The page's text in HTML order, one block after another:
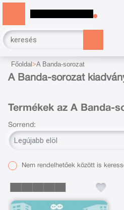
Főoldal A Banda-sorozat
A Banda-sorozat
Termékek az A Banda-
Sorrend:
Nem rendelhetőek között is